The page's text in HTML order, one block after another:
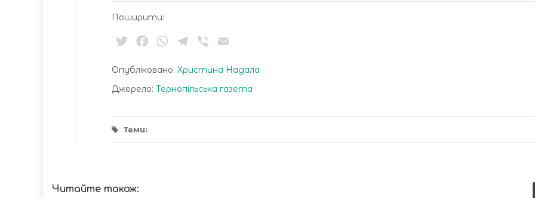
Поширити:
TwitterFacebookWhatsApp
Telegram
Viber
Опубліковано: Христина Надала
Джерело: Тернопільська газета
Теми:
Читайте також: